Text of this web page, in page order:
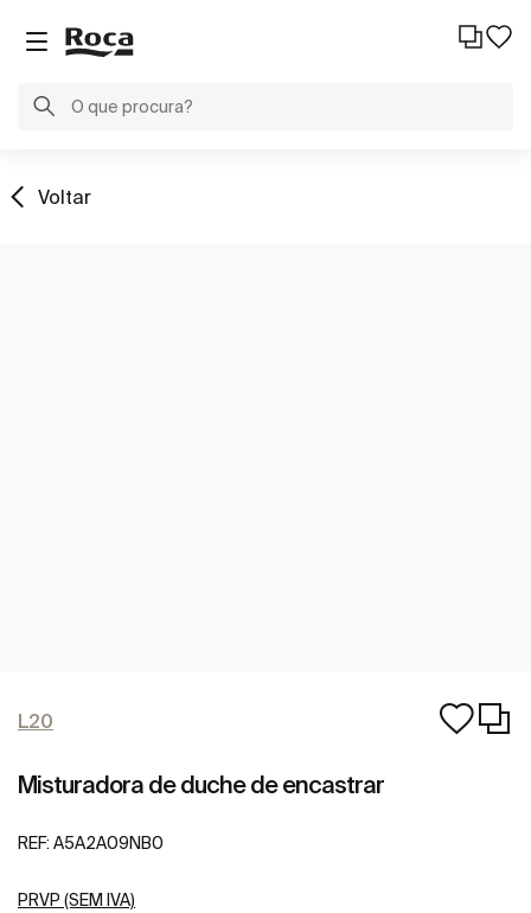
Voltar
L20
Misturadora de duche de encastrar
REF: A5A2A09NB0
PRVP (SEM IVA)